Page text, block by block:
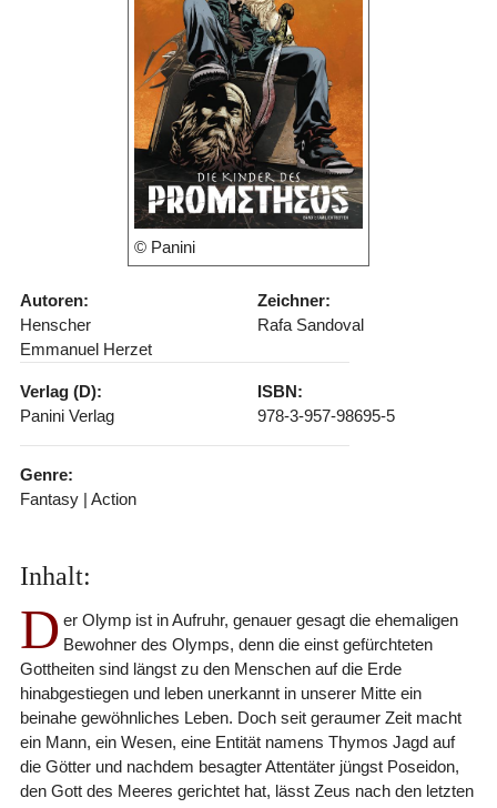
© Panini
Autoren:
Henscher
Emmanuel Herzet
Zeichner:
Rafa Sandoval
Verlag (D):
Panini Verlag
ISBN:
978-3-957-98695-5
Genre:
Fantasy | Action
Inhalt:
D er Olymp ist in Aufruhr, genauer gesagt die ehemaligen
Bewohner des Olymps, denn die einst gefürchteten
Gottheiten sind längst zu den Menschen auf die Erde
hinabgestiegen und leben unerkannt in unserer Mitte ein
beinahe gewöhnliches Leben. Doch seit geraumer Zeit macht
ein Mann, ein Wesen, eine Entität namens Thymos Jagd auf
die Götter und nachdem besagter Attentäter jüngst Poseidon,
den Gott des Meeres gerichtet hat, lässt Zeus nach den letzten